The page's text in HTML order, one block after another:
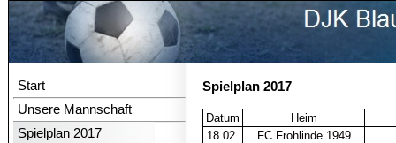
Start
Unsere Mannschaft
Spielplan 2017
Spielplan 2017
Datum
Heim
18.02.
FC Frohlinde 1949